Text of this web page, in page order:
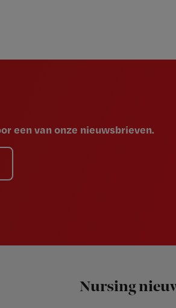
een van onze nieuwsbrieven.
Nursing